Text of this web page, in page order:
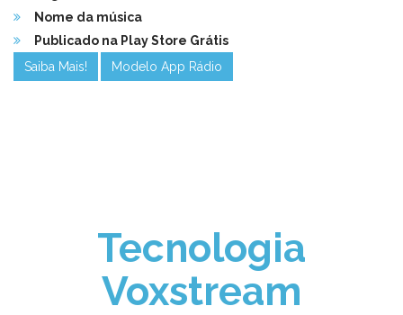
Nome da música
Publicado na Play Store Grátis
Saiba Mais!
Modelo App Rádio
Tecnologia
Voxstream